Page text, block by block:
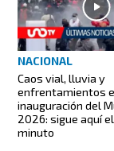
NACIONAL
Caos vial, lluvia y
enfrentamientos
inauguración del
2026: sigue aquí
minuto